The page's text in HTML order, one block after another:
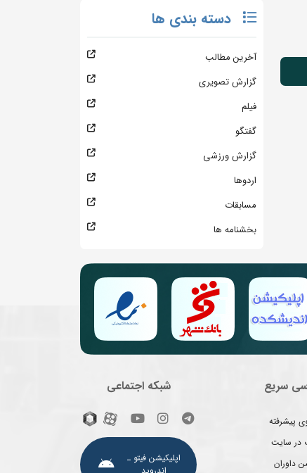
دسته بندی ها
آخرین مطالب
گزارش تصویری
فیلم
گفتگو
گزارش ورزشی
اردوها
مسابقات
بخشنامه ها
سریع
پیشرفته
در سایت
داوران
شبکه اجتماعی
اپلیکیشن فیتو ـ